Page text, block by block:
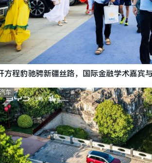
方程豹驰骋新疆丝路，国际金融学术嘉宾
汽车